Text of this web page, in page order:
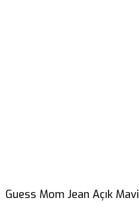
Guess Mom Jean Açık Mavi